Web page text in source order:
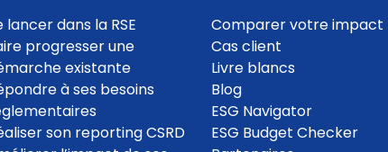
lancer dans la RSE
progresser une
existante
à ses besoins
son reporting CSRD
Comparer votre impact
Cas client
Livre blancs
Blog
ESG Navigator
ESG Budget Checker